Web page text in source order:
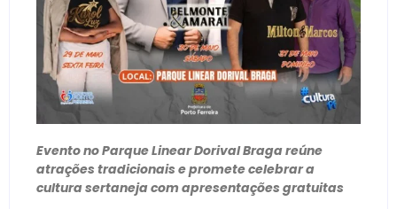
Evento no Parque Linear Dorival Braga reúne
atrações tradicionais e promete celebrar a
cultura sertaneja com apresentações gratuitas